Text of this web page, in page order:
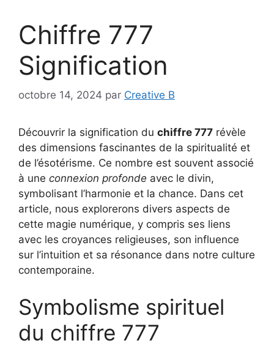
Chiffre 777
Signification
octobre 14, 2024 par Creative B
Découvrir la signification du chiffre 777 révèle
des dimensions fascinantes de la spiritualité et
de l’ésotérisme. Ce nombre est souvent associé
à une connexion profonde avec le divin,
symbolisant l’harmonie et la chance. Dans cet
article, nous explorerons divers aspects de
cette magie numérique, y compris ses liens
avec les croyances religieuses, son influence
sur l’intuition et sa résonance dans notre culture
contemporaine.
Symbolisme spirituel
du chiffre 777